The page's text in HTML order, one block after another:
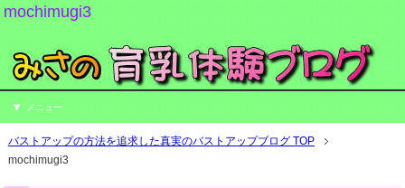
mochimugi3
メニュー
バストアップの方法を追求した真実のバストアップブログ TOP
mochimugi3